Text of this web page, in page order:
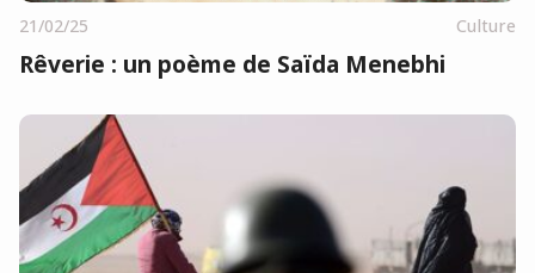
21/02/25 Culture
Rêverie : un poème de Saïda Menebhi